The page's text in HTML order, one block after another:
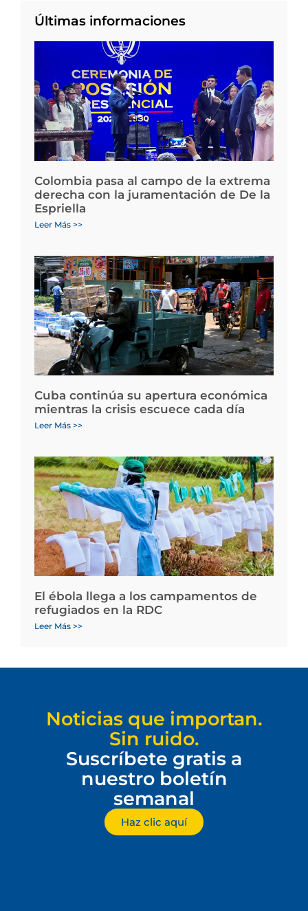
Últimas informaciones
Colombia pasa al campo de la extrema
derecha con la juramentación de De la
Espriella
Leer Más >>
Cuba continúa su apertura económica
mientras la crisis escuece cada día
Leer Más >>
El ébola llega a los campamentos de
refugiados en la RDC
Leer Más >>
Noticias que importan.
Sin ruido.
Suscríbete gratis a
nuestro boletín
semanal
Haz clic aquí